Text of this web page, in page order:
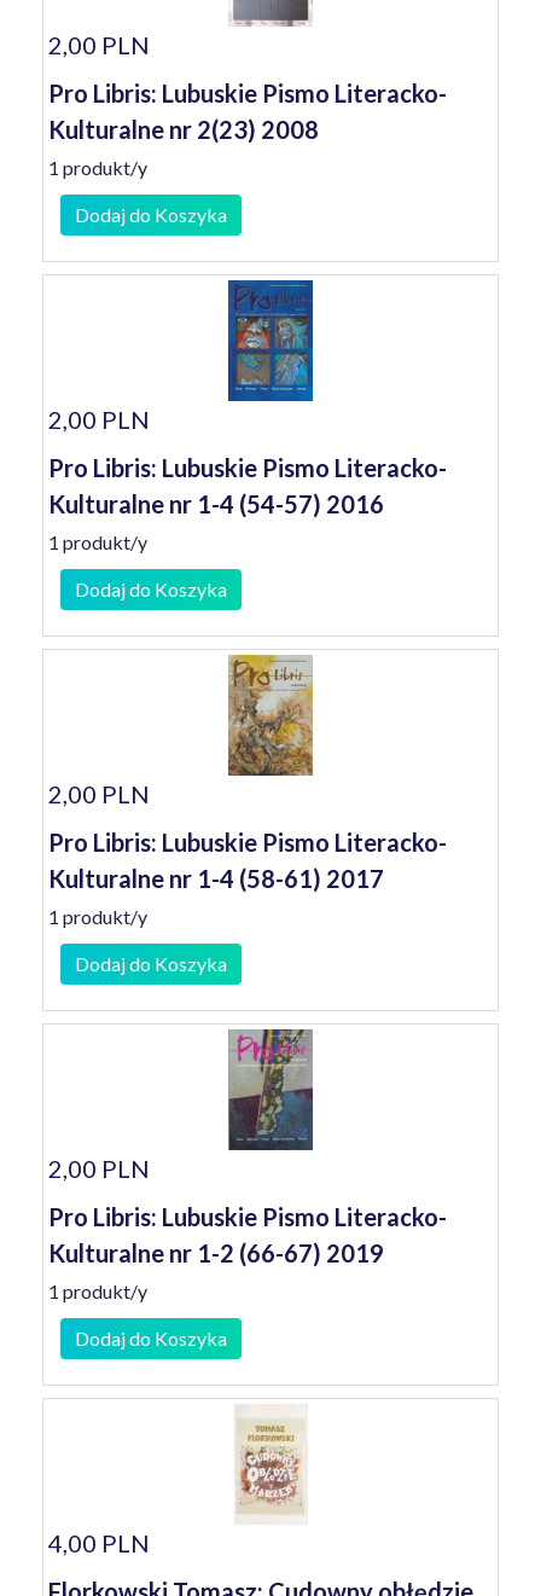
2,00 PLN
Pro Libris: Lubuskie Pismo Literacko-
Kulturalne nr 2(23) 2008
1 produkt/y
Dodaj do Koszyka
2,00 PLN
Pro Libris: Lubuskie Pismo Literacko-
Kulturalne nr 1-4 (54-57) 2016
1 produkt/y
Dodaj do Koszyka
2,00 PLN
Pro Libris: Lubuskie Pismo Literacko-
Kulturalne nr 1-4 (58-61) 2017
1 produkt/y
Dodaj do Koszyka
2,00 PLN
Pro Libris: Lubuskie Pismo Literacko-
Kulturalne nr 1-2 (66-67) 2019
1 produkt/y
Dodaj do Koszyka
4,00 PLN